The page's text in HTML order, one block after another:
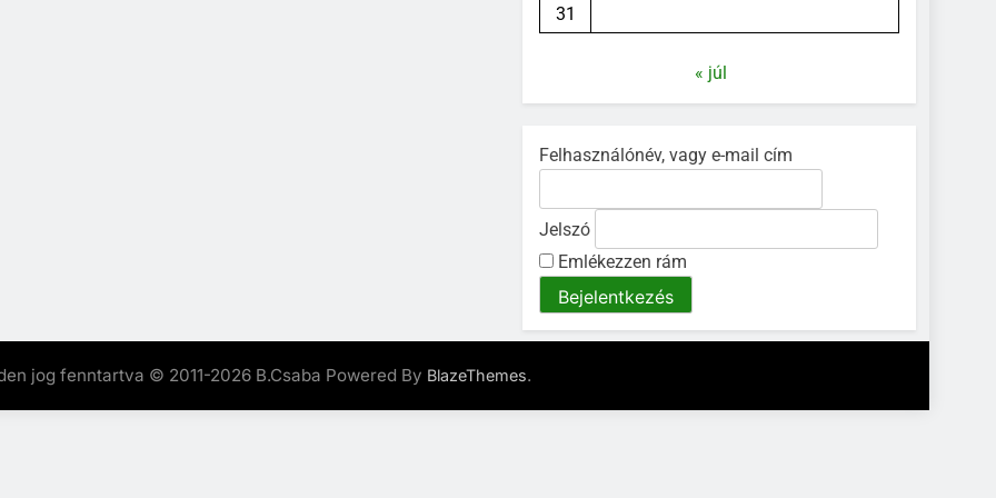
31
« júl
Felhasználónév, vagy e-mail cím
Jelszó
Emlékezzen rám
jog fenntartva © 2011-2026 B.Csaba Powered By BlazeThemes.